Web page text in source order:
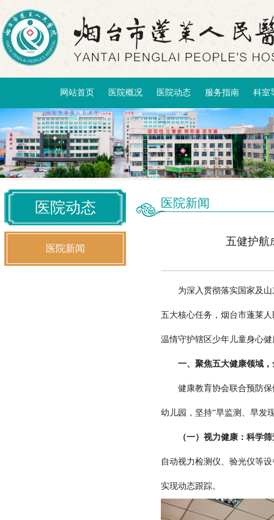
网站首页 医院概况 医院动态 服务指南 科室
医院动态
医院新闻
医院新闻
五健护航
为深入贯彻落实国家及山东
五大核心任务，烟台市蓬莱
温情守护辖区少年儿童身心健
一、聚焦五大健康领域
健康教育协会联合预防保
幼儿园，坚持“早监测、早发
（一）视力健康：科学
自动视力检测仪、验光仪等
实现动态跟踪。